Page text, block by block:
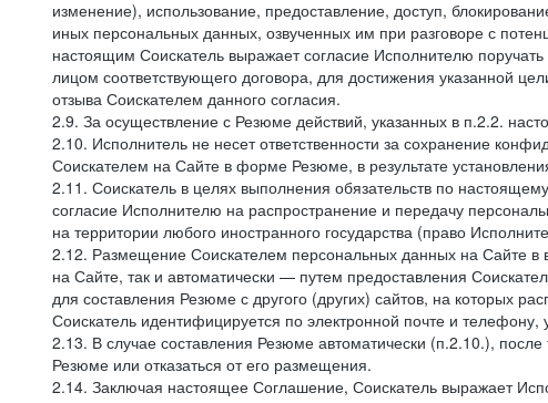
изменение), использование, предоставление, доступ,
иных персональных данных, озвученных им при разговоре с
настоящим Соискатель выражает согласие Исполнителю
лицом соответствующего договора, для достижения указанной
отзыва Соискателем данного согласия.
2.9. За осуществление с Резюме действий, указанных в п.2.2.
2.10. Исполнитель не несет ответственности за сохранение
Соискателем на Сайте в форме Резюме, в результате
2.11. Соискатель в целях выполнения обязательств по
согласие Исполнителю на распространение и передачу
на территории любого иностранного государства (право
2.12. Размещение Соискателем персональных данных на Сайте
на Сайте, так и автоматически — путем предоставления
для составления Резюме с другого (других) сайтов, на которых
Соискатель идентифицируется по электронной почте и
2.13. В случае составления Резюме автоматически (п.2.10.),
Резюме или отказаться от его размещения.
2.14. Заключая настоящее Соглашение, Соискатель выражает